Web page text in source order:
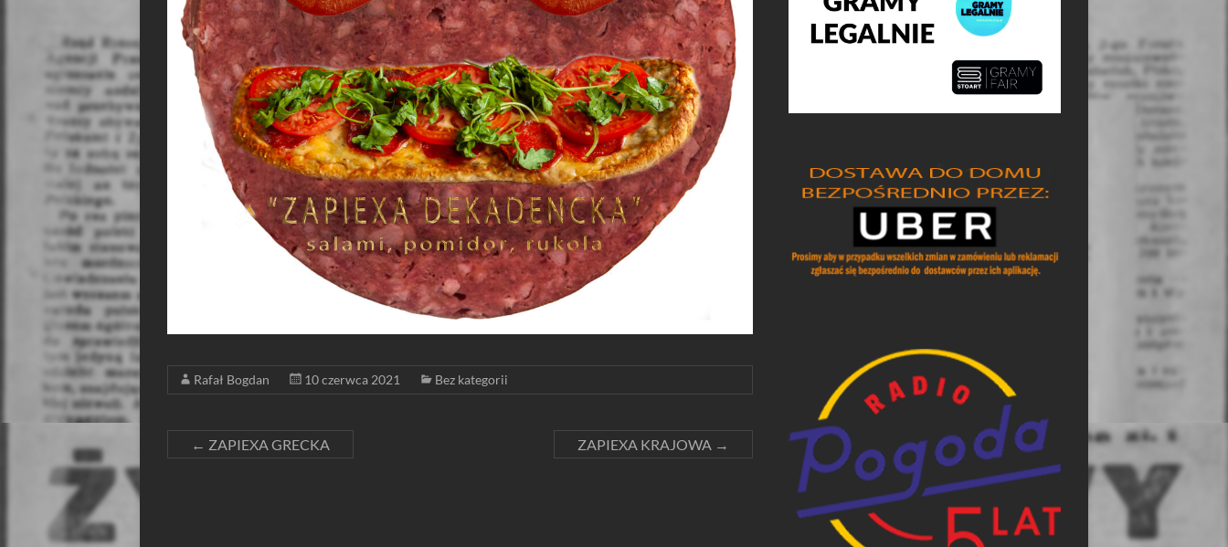
Rafał Bogdan 10 czerwca 2021 Bez kategorii
← ZAPIEXA GRECKA ZAPIEXA KRAJOWA →